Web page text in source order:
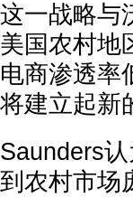
这一战略与
美国农村地
电商渗透率
将建立起新
Saunders
到农村市场